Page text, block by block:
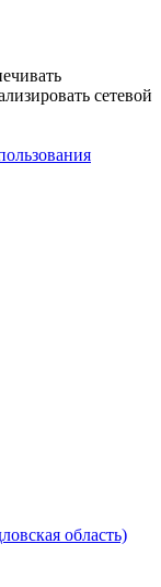
сетевой
область)